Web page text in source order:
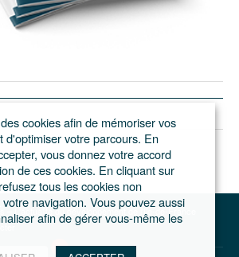
– L'actualité du développement de l'Ile-de-France
cookies afin de mémoriser vos
d'optimiser votre parcours. En
vous donnez votre accord
de ces cookies. En cliquant sur
tous les cookies non
navigation. Vous pouvez aussi
afin de gérer vous-même les